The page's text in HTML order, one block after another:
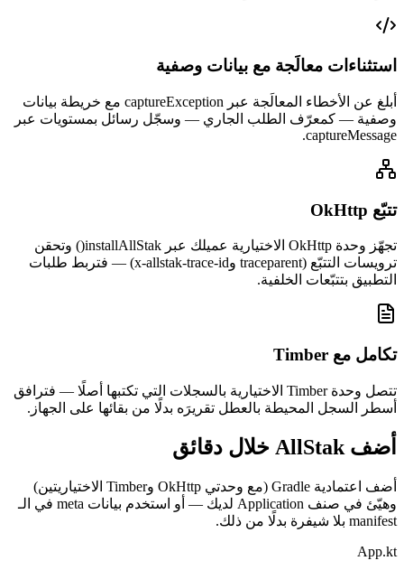
استثناءات معالَجة مع بيانات وصفية
أبلغ عن الأخطاء المعالَجة عبر captureException مع خريطة بيانات
وصفية — كمعرّف الطلب الجاري — وسجّل رسائل بمستويات عبر
captureMessage.
تتبّع OkHttp
تجهّز وحدة OkHttp الاختيارية عميلك عبر installAllStak() وتحقن
ترويسات التتبّع (traceparent وx-allstak-trace-id) — فتربط طلبات
التطبيق بتتبّعات الخلفية.
تكامل مع Timber
تتصل وحدة Timber الاختيارية بالسجلات التي تكتبها أصلًا — فترافق
أسطر السجل المحيطة بالعطل تقريرَه بدلًا من بقائها على الجهاز.
أضف AllStak خلال دقائق
أضف اعتمادية Gradle (مع وحدتي OkHttp وTimber الاختياريتين)
وهيّئ في صنف Application لديك — أو استخدم بيانات meta في الـ
manifest بلا شيفرة بدلًا من ذلك.
App.kt